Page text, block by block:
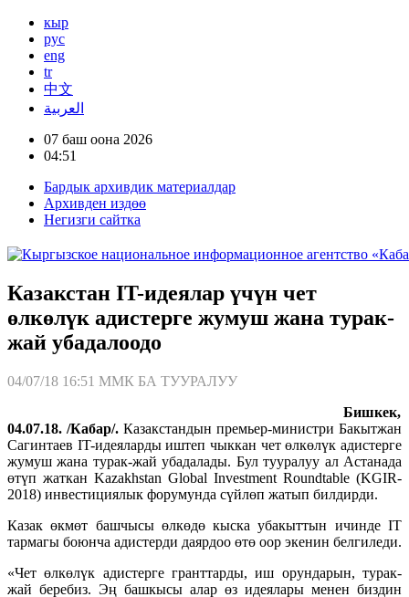
кыр
рус
eng
tr
中文
العربية
07 баш оона 2026
04:51
Бардык архивдик материалдар
Архивден издөө
Негизги сайтка
Казакстан IT-идеялар үчүн чет
өлкөлүк адистерге жумуш жана турак-
жай убадалоодо
04/07/18 16:51 ММК БА ТУУРАЛУУ
Бишкек,
04.07.18. /Кабар/. Казакстандын премьер-министри Бакытжан
Сагинтаев IT-идеяларды иштеп чыккан чет өлкөлүк адистерге
жумуш жана турак-жай убадалады. Бул тууралуу ал Астанада
өтүп жаткан Kazakhstan Global Investment Roundtable (KGIR-
2018) инвестициялык форумунда сүйлөп жатып билдирди.
Казак өкмөт башчысы өлкөдө кыска убакыттын ичинде IT
тармагы боюнча адистерди даярдоо өтө оор экенин белгиледи.
«Чет өлкөлүк адистерге гранттарды, иш орундарын, турак-
жай беребиз. Эң башкысы алар өз идеялары менен биздин